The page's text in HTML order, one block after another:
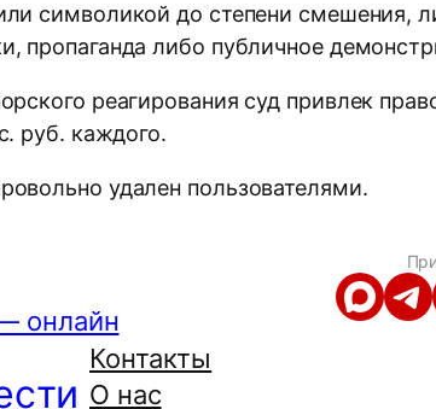
символикой до степени смешения,
пропаганда либо публичное
реагирования суд привлек
руб. каждого.
удален пользователями.
Контакты
О нас